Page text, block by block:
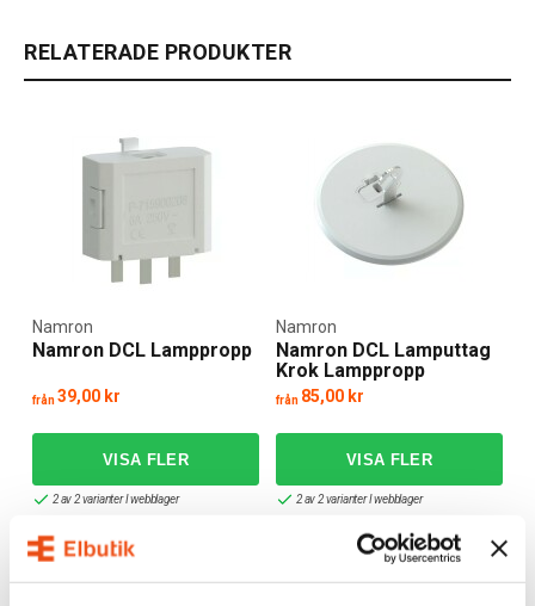
RELATERADE PRODUKTER
Namron DCL Lamppropp
Namron
från39,00 kr
2 av 2 varianter I webblager
Namron DCL Lamputtag
Krok Lamppropp
Namron
från 85,00 kr
2 av 2 varianter I webblager